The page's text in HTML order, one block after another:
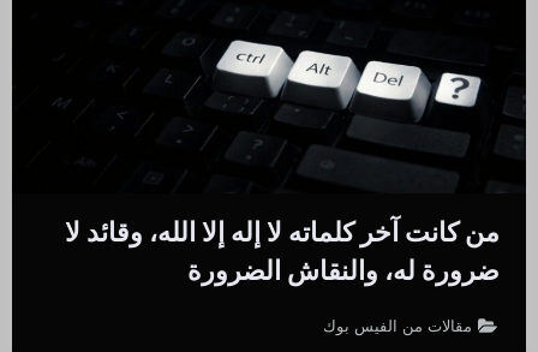
من كانت آخر كلماته لا إله إلا الله، وقائد لا
ضرورة له، والنقاش الضرورة
مقالات من الفيس بوك